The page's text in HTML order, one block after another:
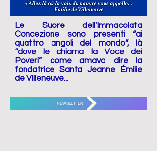
Le Suore dell'Immacolata
Concezione sono presenti “ai
quattro angoli del mondo”, là
“dove le chiama la Voce dei
Poveri” come amava dire la
fondatrice Santa Jeanne Émilie
de Villeneuve...
NEWSLETTER